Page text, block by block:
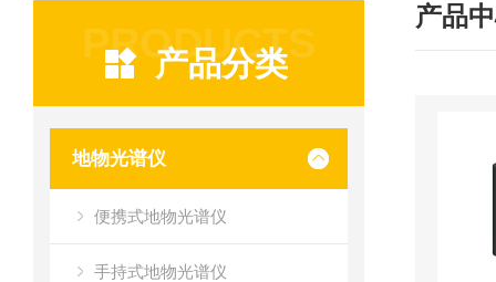
PRODUCTS
产品分类
地物光谱仪
便携式地物光谱仪
手持式地物光谱仪
产品